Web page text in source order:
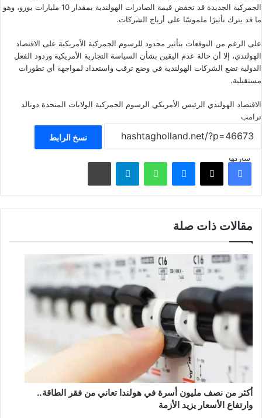
الجمركية الجديدة قد تخفض قيمة الصادرات الهولندية بمقدار 10 مليارات يورو، وهو
ما قد يترك تأثيرًا ملموسًا على أرباح الشركات.
على الرغم من التوقعات بتأثير محدود للرسوم الجمركية الأمريكية على الاقتصاد
الهولندي، إلا أن حالة عدم اليقين بشأن السياسة التجارية الأمريكية وردود الفعل
الدولية تضع الشركات الهولندية في وضع ترقب واستعداد لمواجهة أي تطورات
مستقبلية.
الاقتصاد الهولندي الرئيس الأمريكي الرسوم الجمركية الولايات المتحدة دونالد
ترامب
نسخ الرابط
شاركهافيسبوك ‫X ماسنجر واتساب تيلقرام مشاركة عبر البريد
مقالات ذات صلة
أكثر من نصف مليون أسرة في هولندا تعاني من فقر الطاقة..
وارتفاع الأسعار يزيد الأزمة